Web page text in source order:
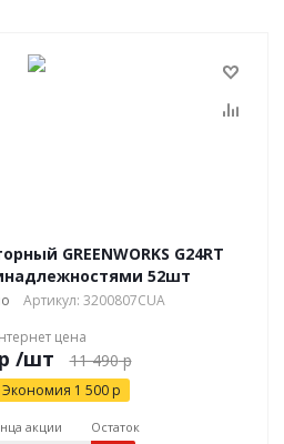
GREENWORKS G24RT
52шт
Артикул: 3200807CUA
цена
/шт 11 490р
Экономия 1 500р
акции Остаток